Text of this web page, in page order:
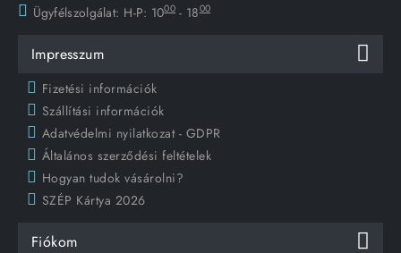
Ügyfélszolgálat: H-P: 1000 - 1800
Impresszum
Fizetési információk
Szállítási információk
Adatvédelmi nyilatkozat - GDPR
Általános szerződési feltételek
Hogyan tudok vásárolni?
SZÉP Kártya 2026
Fiókom